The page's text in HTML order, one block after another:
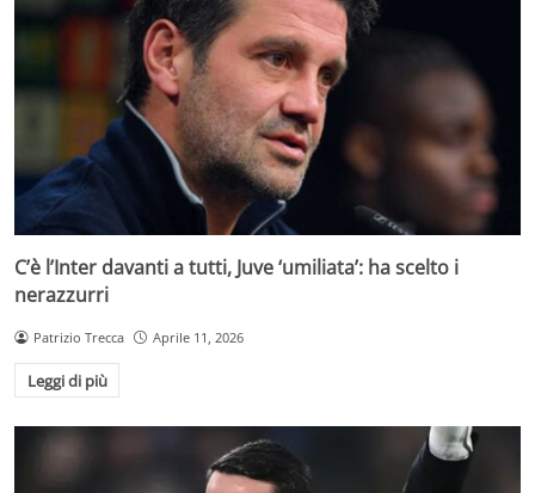
C’è l’Inter davanti a tutti, Juve ‘umiliata’: ha scelto i
nerazzurri
Patrizio Trecca Aprile 11, 2026
Leggi di più